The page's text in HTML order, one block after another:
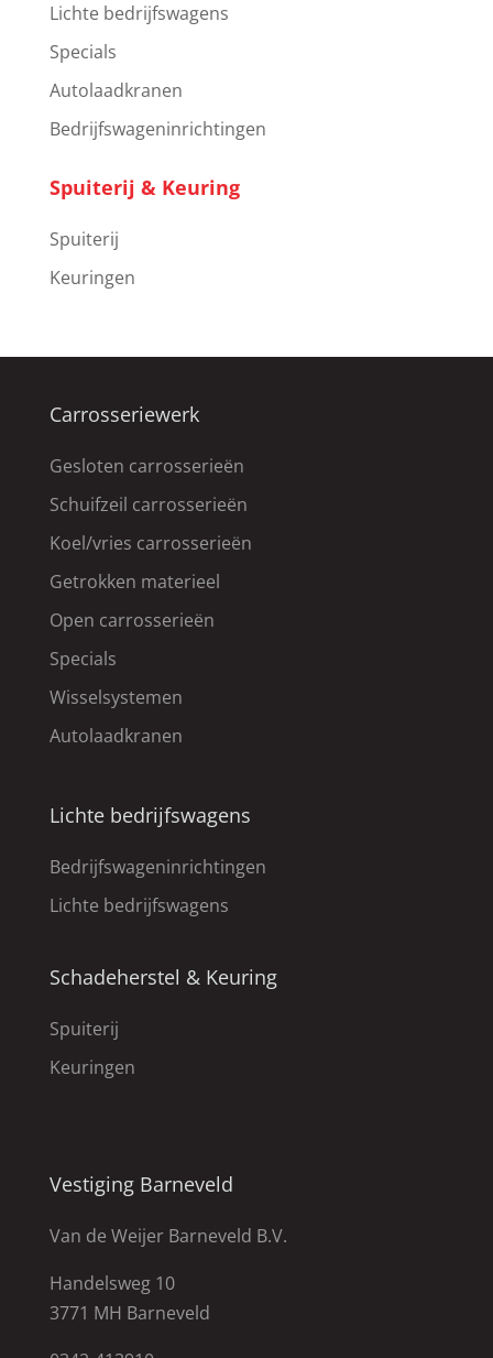
Lichte bedrijfswagens
Specials
Autolaadkranen
Bedrijfswageninrichtingen
Spuiterij & Keuring
Spuiterij
Keuringen
Carrosseriewerk
Gesloten carrosserieën
Schuifzeil carrosserieën
Koel/vries carrosserieën
Getrokken materieel
Open carrosserieën
Specials
Wisselsystemen
Autolaadkranen
Lichte bedrijfswagens
Bedrijfswageninrichtingen
Lichte bedrijfswagens
Schadeherstel & Keuring
Spuiterij
Keuringen
Vestiging Barneveld
Van de Weijer Barneveld B.V.
Handelsweg 10
3771 MH Barneveld